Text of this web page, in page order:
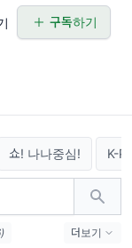
구독하기
쇼! 나나중심! K-
더보기